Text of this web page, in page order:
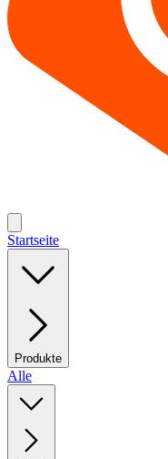
Startseite
Produkte
Alle